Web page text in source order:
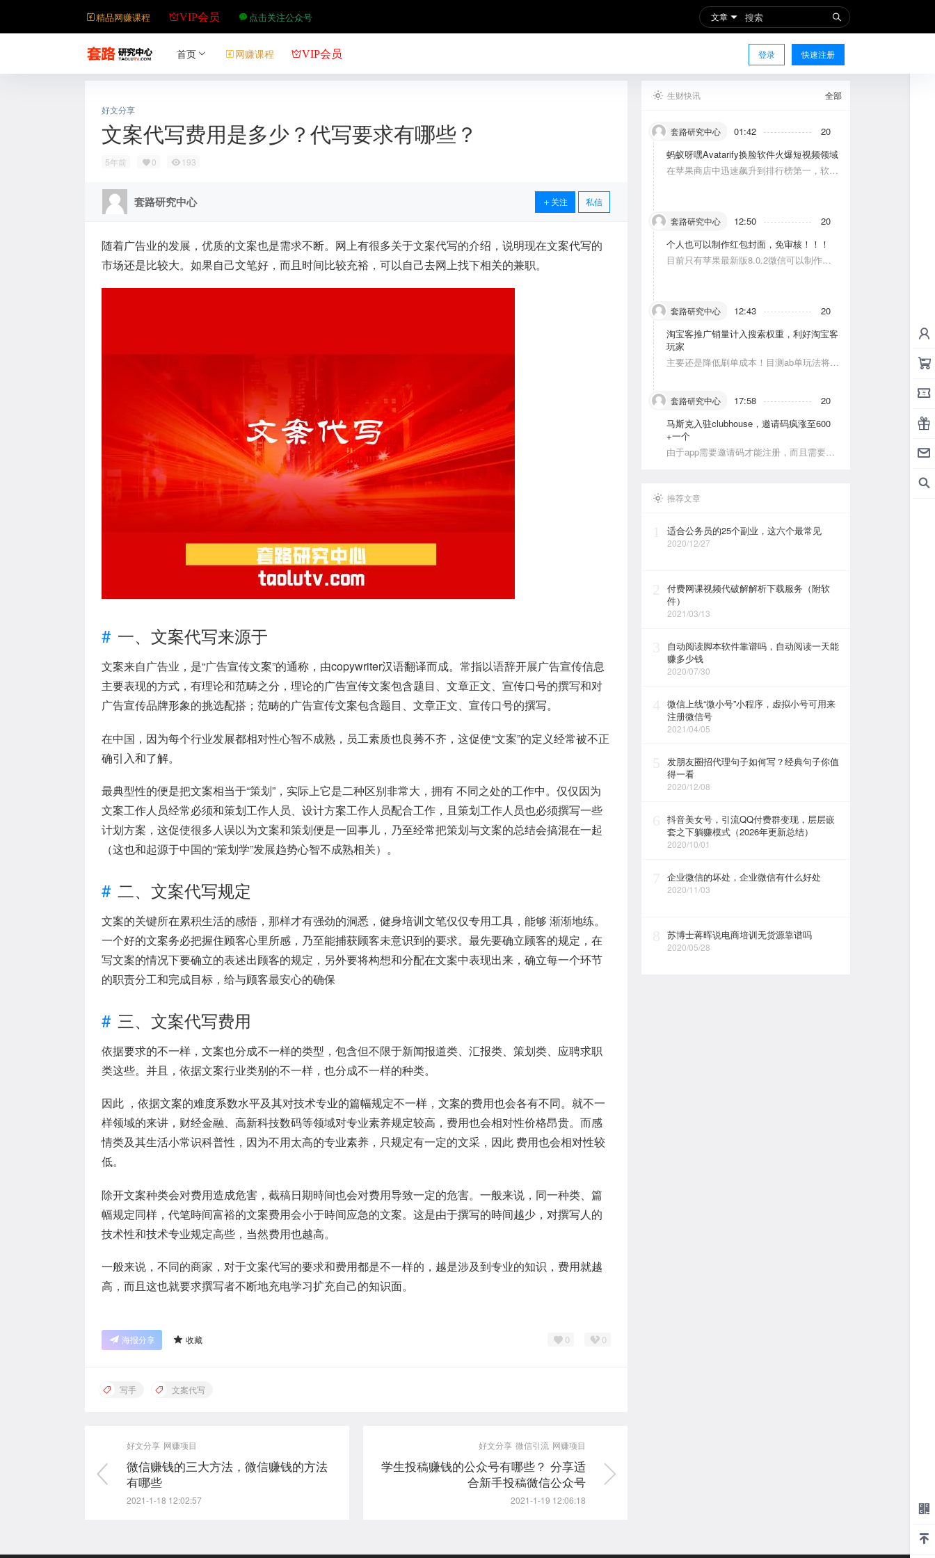
精品网赚课程 VIP会员 点击关注公众号 文章
登录 快速注册
首页 网赚课程 VIP会员
好文分享
文案代写费用是多少？代写要求有哪些？
5年前 0 193
套路研究中心 关注 私信
随着广告业的发展，优质的文案也是需求不断。网上有很多关于文案代写的介绍，说明现在文案代写的
市场还是比较大。如果自己文笔好，而且时间比较充裕，可以自己去网上找下相关的兼职。
一、文案代写来源于
文案来自广告业，是“广告宣传文案”的通称，由copywriter汉语翻译而成。常指以语辞开展广告宣传信息
主要表现的方式，有理论和范畴之分，理论的广告宣传文案包含题目、文章正文、宣传口号的撰写和对
广告宣传品牌形象的挑选配搭；范畴的广告宣传文案包含题目、文章正文、宣传口号的撰写。
在中国，因为每个行业发展都相对性心智不成熟，员工素质也良莠不齐，这促使“文案”的定义经常被不正
确引入和了解。
最典型性的便是把文案相当于“策划”，实际上它是二种区别非常大，拥有 不同之处的工作中。仅仅因为
文案工作人员经常必须和策划工作人员、设计方案工作人员配合工作，且策划工作人员也必须撰写一些
计划方案，这促使很多人误以为文案和策划便是一回事儿，乃至经常把策划与文案的总结会搞混在一起
（这也和起源于中国的“策划学”发展趋势心智不成熟相关）。
二、文案代写规定
文案的关键所在累积生活的感悟，那样才有强劲的洞悉，健身培训文笔仅仅专用工具，能够 渐渐地练。
一个好的文案务必把握住顾客心里所感，乃至能捕获顾客未意识到的要求。最先要确立顾客的规定，在
写文案的情况下要确立的表述出顾客的规定，另外要将构想和分配在文案中表现出来，确立每一个环节
的职责分工和完成目标，给与顾客最安心的确保
三、文案代写费用
依据要求的不一样，文案也分成不一样的类型，包含但不限于新闻报道类、汇报类、策划类、应聘求职
类这些。并且，依据文案行业类别的不一样，也分成不一样的种类。
因此 ，依据文案的难度系数水平及其对技术专业的篇幅规定不一样，文案的费用也会各有不同。就不一
样领域的来讲，财经金融、高新科技数码等领域对专业素养规定较高，费用也会相对性价格昂贵。而感
情类及其生活小常识科普性，因为不用太高的专业素养，只规定有一定的文采，因此 费用也会相对性较
低。
除开文案种类会对费用造成危害，截稿日期時间也会对费用导致一定的危害。一般来说，同一种类、篇
幅规定同样，代笔時间富裕的文案费用会小于時间应急的文案。这是由于撰写的時间越少，对撰写人的
技术性和技术专业规定高些，当然费用也越高。
一般来说，不同的商家，对于文案代写的要求和费用都是不一样的，越是涉及到专业的知识，费用就越
高，而且这也就要求撰写者不断地充电学习扩充自己的知识面。
海报分享 收藏 0 0
写手 文案代写
好文分享 网赚项目
微信赚钱的三大方法，微信赚钱的方法
有哪些
2021-1-18 12:02:57
好文分享 微信引流 网赚项目
学生投稿赚钱的公众号有哪些？ 分享适
合新手投稿微信公众号
2021-1-19 12:06:18
生财快讯 全部
套路研究中心 01:42
20
蚂蚁呀嘿Avatarify换脸软件火爆短视频领域
在苹果商店中迅速飙升到排行榜第一，软件
套路研究中心 12:50
20
个人也可以制作红包封面，免审核！！！
目前只有苹果最新版8.0.2微信可以制作，
套路研究中心 12:43
20
淘宝客推广销量计入搜索权重，利好淘宝客
玩家
主要还是降低刷单成本！目测ab单玩法将会
套路研究中心 17:58
20
马斯克入驻clubhouse，邀请码疯涨至600
+一个
由于app需要邀请码才能注册，而且需要美
推荐文章
适合公务员的25个副业，这六个最常见
2020/12/27
付费网课视频代破解解析下载服务（附软
件）
2021/03/13
自动阅读脚本软件靠谱吗，自动阅读一天能
赚多少钱
2020/07/30
微信上线“微小号”小程序，虚拟小号可用来
注册微信号
2021/04/05
发朋友圈招代理句子如何写？经典句子你值
得一看
2020/12/08
抖音美女号，引流QQ付费群变现，层层嵌
套之下躺赚模式（2026年更新总结）
2020/10/01
企业微信的坏处，企业微信有什么好处
2020/11/03
苏博士蒋晖说电商培训无货源靠谱吗
2020/05/28